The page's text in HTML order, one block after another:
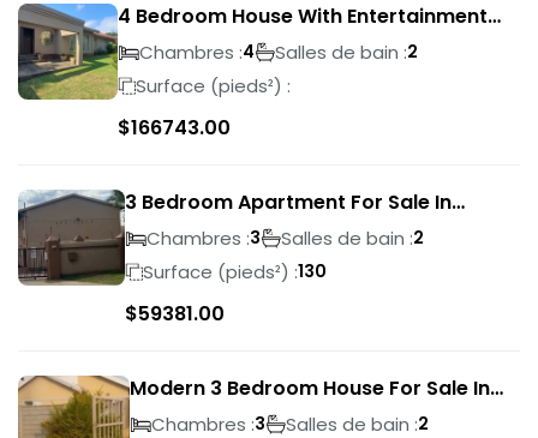
4 Bedroom House With Entertainment
Area In Randhart
Chambres :4 Salles de bain :2
Surface (pieds²) :
$166743.00
3 Bedroom Apartment For Sale In
Verwoerdpark
Chambres :3 Salles de bain :2
Surface (pieds²) :130
$59381.00
Modern 3 Bedroom House For Sale In
Albertsdal
Chambres :3 Salles de bain :2